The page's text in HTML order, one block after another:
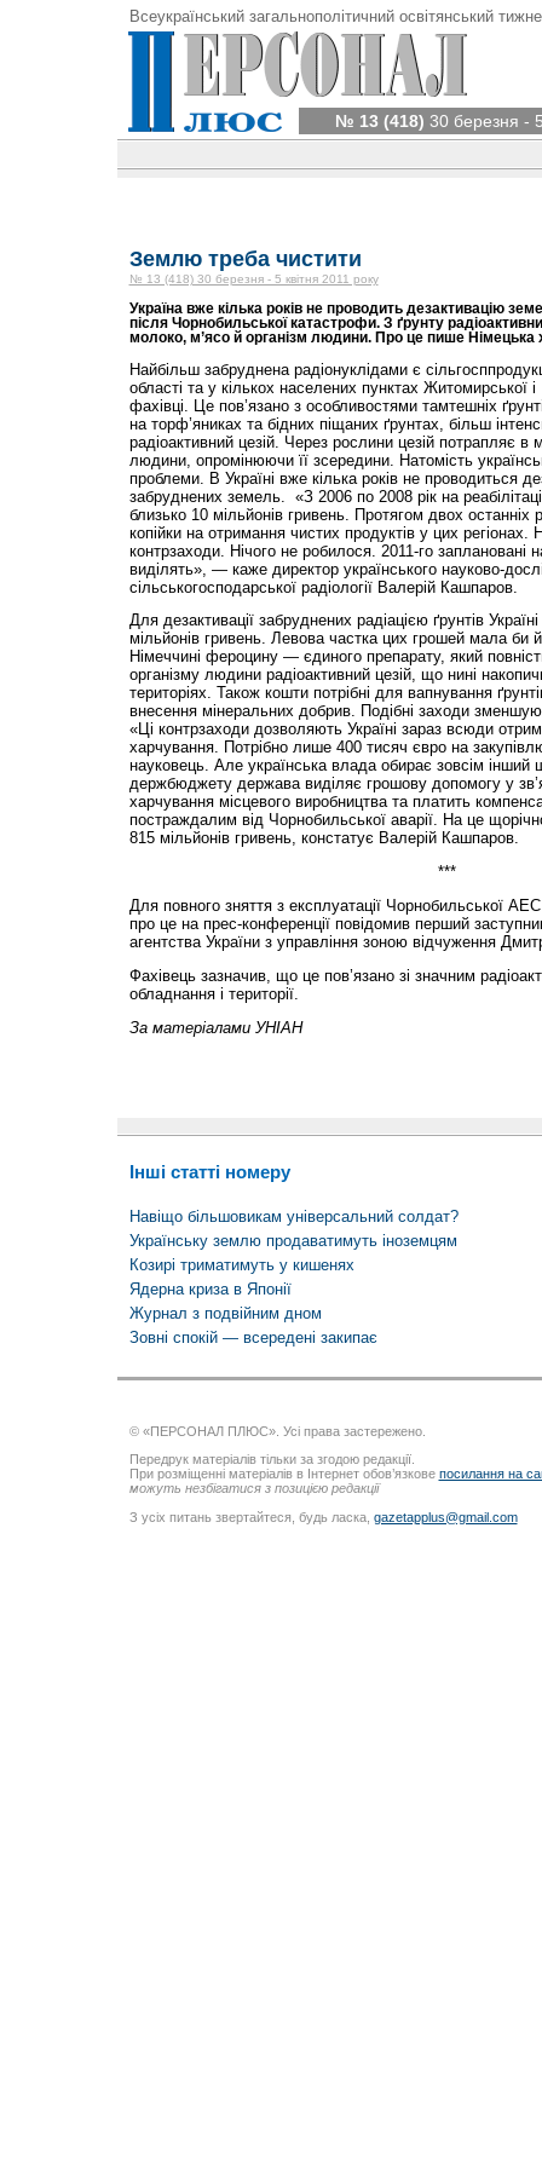
Всеукраїнський загальнополітичний освітянський
№ 13 (418) 30 березня -
Землю треба чистити
№ 13 (418) 30 березня - 5 квітня 2011 року
Україна вже кілька років не проводить дезактивацію
після Чорнобильської катастрофи. З ґрунту
молоко, м’ясо й організм людини. Про це пише Німецька
Найбільш забруднена радіонуклідами є
області та у кількох населених пунктах Житомирської
фахівці. Це пов’язано з особливостями тамтешніх
на торф’яниках та бідних піщаних ґрунтах, більш
радіоактивний цезій. Через рослини цезій потрапляє в
людини, опромінюючи її зсередини. Натомість
проблеми. В Україні вже кілька років не проводиться
забруднених земель. «З 2006 по 2008 рік на
близько 10 мільйонів гривень. Протягом двох останніх
копійки на отримання чистих продуктів у цих
контрзаходи. Нічого не робилося. 2011-го заплановані
виділять», — каже директор українського науково-
сільськогосподарської радіології Валерій Кашпаров.
Для дезактивації забруднених радіацією ґрунтів
мільйонів гривень. Левова частка цих грошей мала би
Німеччині фероцину — єдиного препарату, який
організму людини радіоактивний цезій, що нині
територіях. Також кошти потрібні для вапнування
внесення мінеральних добрив. Подібні заходи
«Ці контрзаходи дозволяють Україні зараз всюди
харчування. Потрібно лише 400 тисяч євро на
науковець. Але українська влада обирає зовсім
держбюджету держава виділяє грошову допомогу у
харчування місцевого виробництва та платить
постраждалим від Чорнобильської аварії. На це
815 мільйонів гривень, констатує Валерій Кашпаров.
***
Для повного зняття з експлуатації Чорнобильської
про це на прес-конференції повідомив перший
агентства України з управління зоною відчуження
Фахівець зазначив, що це пов’язано зі значним
обладнання і території.
За матеріалами УНІАН
Інші статті номеру
Навіщо більшовикам універсальний солдат?
Українську землю продаватимуть іноземцям
Козирі триматимуть у кишенях
Ядерна криза в Японії
Журнал з подвійним дном
Зовні спокій — всередені закипає
© «ПЕРСОНАЛ ПЛЮС». Усі права застережено.
Передрук матеріалів тільки за згодою редакції.
При розміщенні матеріалів в Інтернет обов’язкове посилання на
можуть незбігатися з позицією редакції
З усіх питань звертайтеся, будь ласка, gazetapplus@gmail.com